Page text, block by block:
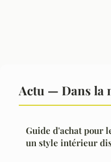
Actu — Dans la
Guide d'achat pour
un style intérieur